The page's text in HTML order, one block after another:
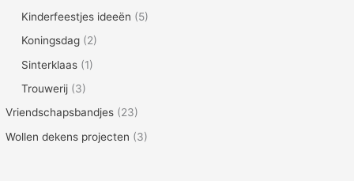
Kinderfeestjes ideeën (5)
Koningsdag (2)
Sinterklaas (1)
Trouwerij (3)
Vriendschapsbandjes (23)
Wollen dekens projecten (3)